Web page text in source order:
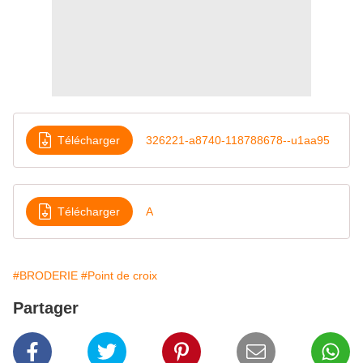
Télécharger 326221-a8740-118788678--u1aa95
Télécharger A
#BRODERIE #Point de croix
Partager